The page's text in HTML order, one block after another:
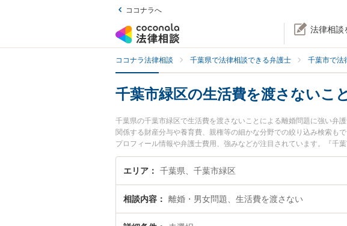
ココナラへ
法律相談
ココナラ法律相談 千葉県で法律相談できる弁護士 千葉市で法
千葉市緑区の生活費を渡さないこ
千葉県の千葉市緑区で生活費を渡さないことによる離婚問題に強い弁
関係する財産分与や養育費、親権等の細かな分野での絞り込み検索も
プロフィール情報や弁護士費用、強みなどが注目されています。『千
たい』『生活費を渡さないことによる離婚問題のトラブル解決の実績
千葉市緑区内の弁護士に相談予約したい』などでお困りの相談者さんに
エリア 千葉県、千葉市緑区
相談内容 離婚・男女問題、生活費を渡さない